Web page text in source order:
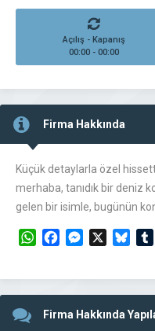
Açılış - Kapanış
00:00 - 00:00
Firma Hakkında
Küçük detaylarla özel
merhaba, tanıdık bir deniz
gelen bir isimle, bugünün
WhatsAppFacebookMessenger
Firma Hakkında